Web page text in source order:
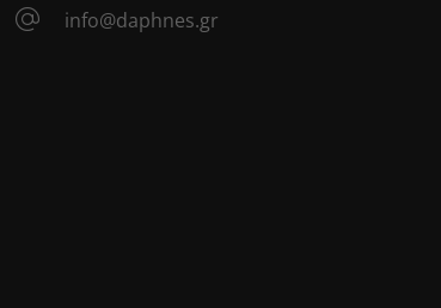
info@daphnes.gr